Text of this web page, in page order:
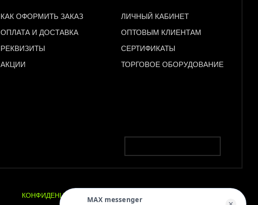
КАК ОФОРМИТЬ ЗАКАЗ
ОПЛАТА И ДОСТАВКА
РЕКВИЗИТЫ
АКЦИИ
ЛИЧНЫЙ КАБИНЕТ
ОПТОВЫМ КЛИЕНТАМ
СЕРТИФИКАТЫ
ТОРГОВОЕ ОБОРУДОВАНИЕ
КОНФИДЕНЦИАЛЬНОСТЬMAX messenger